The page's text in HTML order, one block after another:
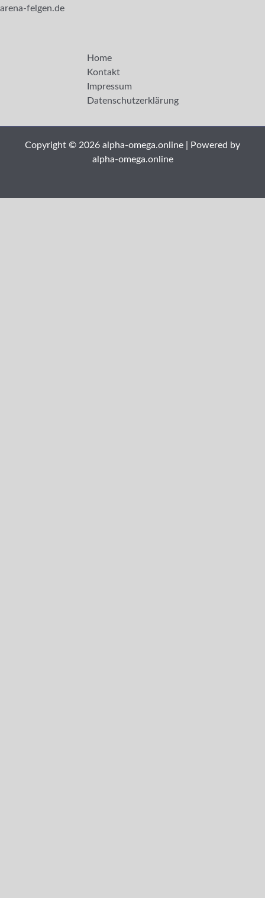
arena-felgen.de
Home
Kontakt
Impressum
Datenschutzerklärung
Copyright © 2026 alpha-omega.online | Powered by
alpha-omega.online